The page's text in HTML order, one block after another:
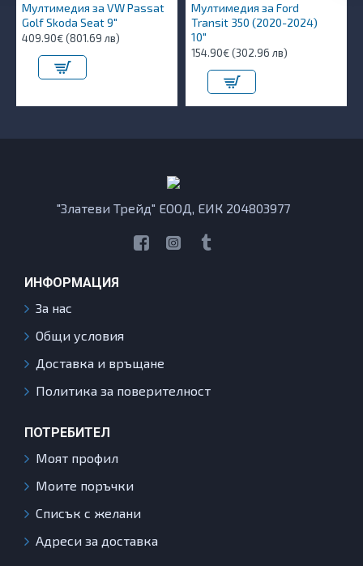
Мултимедия за VW Passat
Golf Skoda Seat 9"
409.90€ (801.69 лв)
Мултимедия за Ford
Transit 350 (2020-2024)
10″
154.90€ (302.96 лв)
"Златеви Трейд" ЕООД, ЕИК 204803977
ИНФОРМАЦИЯ
За нас
Общи условия
Доставка и връщане
Политика за поверителност
ПОТРЕБИТЕЛ
Моят профил
Моите поръчки
Списък с желани
Адреси за доставка